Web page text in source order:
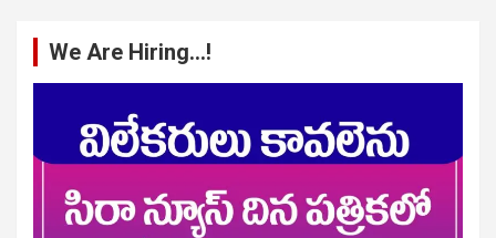
We Are Hiring…!